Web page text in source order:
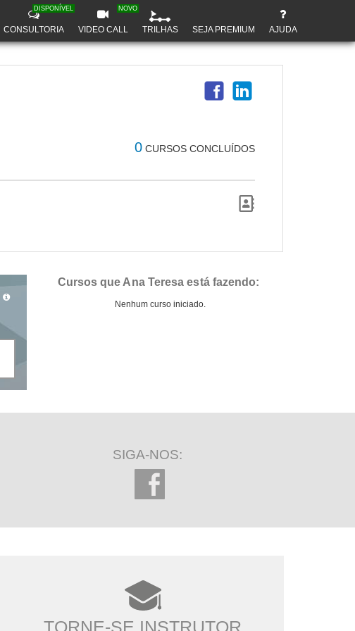
CONSULTORIA
DISPONÍVEL
VIDEO CALL
NOVO
TRILHAS SEJA PREMIUM AJUDA
0 CURSOS CONCLUÍDOS
Cursos que Ana Teresa está fazendo:
Nenhum curso iniciado.
SIGA-NOS:
TORNE-SE INSTRUTOR